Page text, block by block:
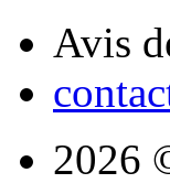
Avis
2026